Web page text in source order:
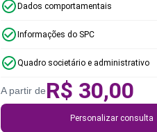
Dados comportamentais
Informações do SPC
Quadro societário e administrativo
A partir deR$ 30,00
Personalizar consulta